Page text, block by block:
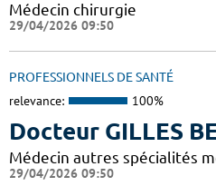
Médecin chirurgie
29/04/2026 09:50
PROFESSIONNELS DE SANTÉ
relevance: 100%
Docteur GILLES
Médecin autres spécialités
29/04/2026 09:50